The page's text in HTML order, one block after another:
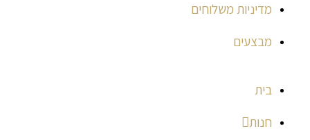
מדיניות משלוחים
מבצעים
בית
חנות